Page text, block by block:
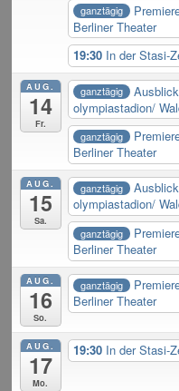
ganztägig
Berliner Theater
19:30 In der Stasi-
AUG.
14
Fr.
ganztägig
olympiastadion/
ganztägig
Berliner Theater
AUG.
15
Sa.
ganztägig
olympiastadion/
ganztägig
Berliner Theater
AUG.
16
So.
ganztägig
Berliner Theater
AUG.
17
Mo.
19:30 In der Stasi-